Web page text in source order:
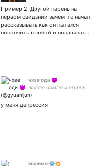
Пример 2. Другой парень на
первом свидании зачем-то начал
рассказывать как он пытался
покончить с собой и показыват…
чхве оди 😈
люблю бомгю и огурцы
у меня депрессия
маримо ⚙️💥